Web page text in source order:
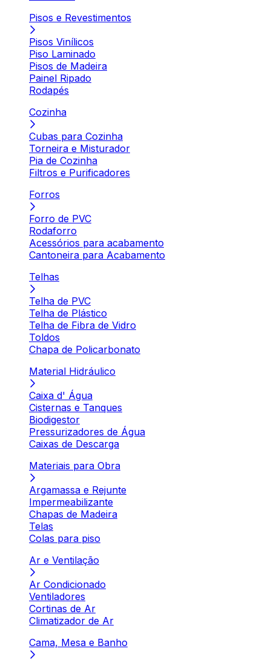
Pisos e Revestimentos
Pisos Vinílicos
Piso Laminado
Pisos de Madeira
Painel Ripado
Rodapés
Cozinha
Cubas para Cozinha
Torneira e Misturador
Pia de Cozinha
Filtros e Purificadores
Forros
Forro de PVC
Rodaforro
Acessórios para acabamento
Cantoneira para Acabamento
Telhas
Telha de PVC
Telha de Plástico
Telha de Fibra de Vidro
Toldos
Chapa de Policarbonato
Material Hidráulico
Caixa d' Água
Cisternas e Tanques
Biodigestor
Pressurizadores de Água
Caixas de Descarga
Materiais para Obra
Argamassa e Rejunte
Impermeabilizante
Chapas de Madeira
Telas
Colas para piso
Ar e Ventilação
Ar Condicionado
Ventiladores
Cortinas de Ar
Climatizador de Ar
Cama, Mesa e Banho